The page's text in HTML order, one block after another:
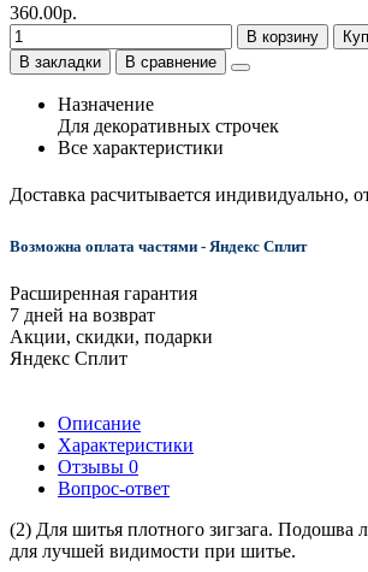
360.00р.
В корзину
В закладки
В сравнение
Назначение
Для декоративных строчек
Все характеристики
Доставка расчитывается индивидуально,
Возможна оплата частями - Яндекс Сплит
Расширенная гарантия
7 дней на возврат
Акции, скидки, подарки
Яндекс Сплит
Описание
Характеристики
Отзывы 0
Вопрос-ответ
(2) Для шитья плотного зигзага. Подошва
для лучшей видимости при шитье.